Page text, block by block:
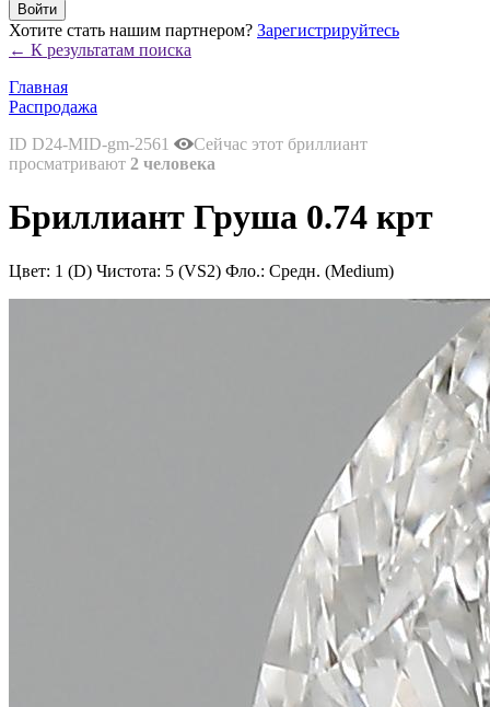
Войти
Хотите стать нашим партнером? Зарегистрируйтесь
← К результатам поиска
Главная
Распродажа
ID D24-MID-gm-2561
Сейчас этот бриллиант
просматривают 2 человека
Бриллиант Груша 0.74 крт
Цвет: 1 (D) Чистота: 5 (VS2) Фло.: Средн. (Medium)